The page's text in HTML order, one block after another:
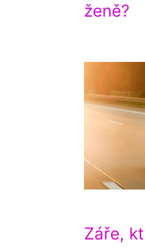
ženě?
Záře,